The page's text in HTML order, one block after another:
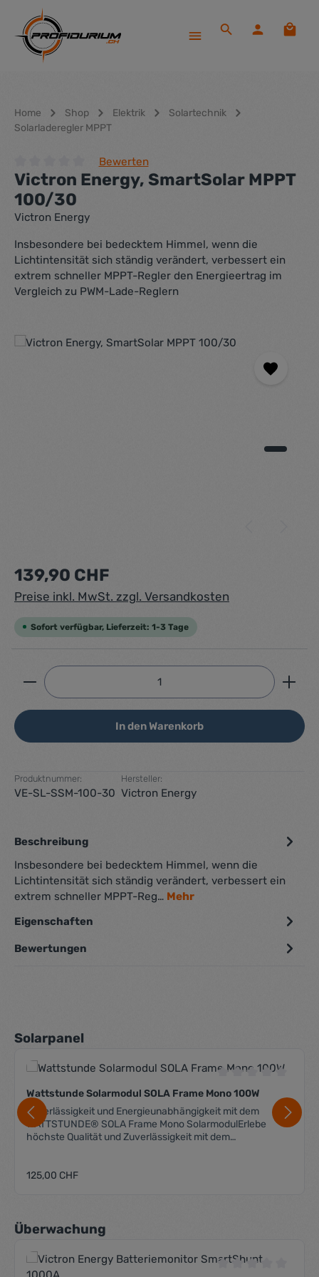
Zum Hauptinhalt springen
Home Shop Elektrik
Solartechnik
Solarladeregler MPPT
Durchschnittliche Bewertung von 0 von 5 Sternen
Bewerten
Victron Energy, SmartSolar MPPT
100/30
Victron Energy
Insbesondere bei bedecktem Himmel, wenn die
Lichtintensität sich ständig verändert, verbessert ein
extrem schneller MPPT-Regler den Energieertrag im
Vergleich zu PWM-Lade-Reglern
Bildergalerie überspringen
Regulärer Preis:
139,90 CHF
Preise inkl. MwSt. zzgl. Versandkosten
Sofort verfügbar, Lieferzeit: 1-3 Tage
Produkt Anzahl: Gib den gewünschten Wert ein
In den Warenkorb
Produktnummer:
VE-SL-SSM-100-30
Hersteller:
Victron Energy
Beschreibung
Insbesondere bei bedecktem Himmel, wenn die
Lichtintensität sich ständig verändert, verbessert ein
extrem schneller MPPT-Reg… Mehr
Eigenschaften
Bewertungen
Produktgalerie überspringen
Solarpanel
Durchschnittliche
Wattstunde Solarmodul SOLA Frame Mono 100W
Zuverlässigkeit und Energieunabhängigkeit mit dem
WATTSTUNDE® SOLA Frame Mono SolarmodulErlebe
höchste Qualität und Zuverlässigkeit mit dem
Booten. Dieses hochwertige monokristalline Solarmodul
Solarmodul mit einem hohen Zellwirkungsgrad von
20%.Ausgestattet mit MC4-kompatiblen Steckern für eine
problemlose Verschaltung mehrerer Module.Bietet durch
integrierte Bypass-Dioden kontinuierliche Leistung auch
Regulärer Preis:
125,00 CHF
Produktgalerie überspringen
Überwachung